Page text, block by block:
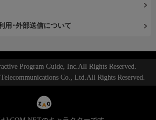
用･外部送信について
Program Guide, Inc.All Rights Reserved.
Co., Ltd.All Rights Reserved.